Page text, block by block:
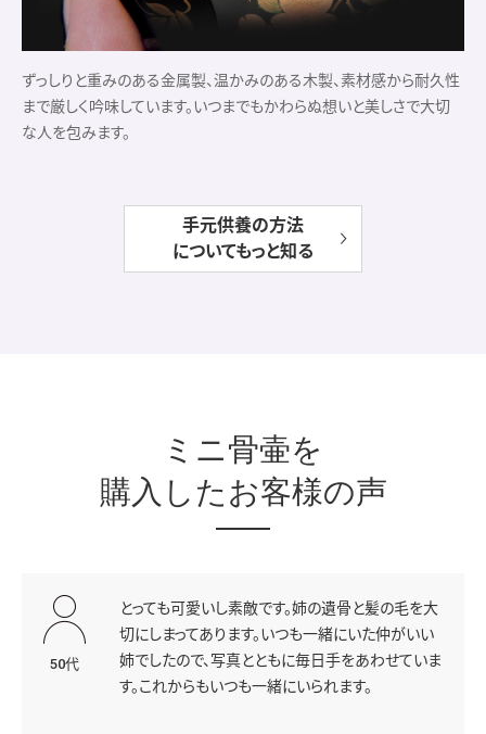
ずっしりと重みのある金属製、温かみのある木製、素材感から耐久性
まで厳しく吟味しています。いつまでもかわらぬ想いと美しさで大切
な人を包みます。
手元供養の方法
についてもっと知る
ミニ骨壷を
購入したお客様の声
50代
とっても可愛いし素敵です。姉の遺骨と髪の毛を大
切にしまってあります。いつも一緒にいた仲がいい
姉でしたので、写真とともに毎日手をあわせていま
す。これからもいつも一緒にいられます。